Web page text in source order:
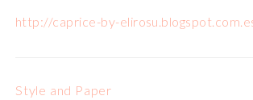
http://caprice-by-
Style and Paper